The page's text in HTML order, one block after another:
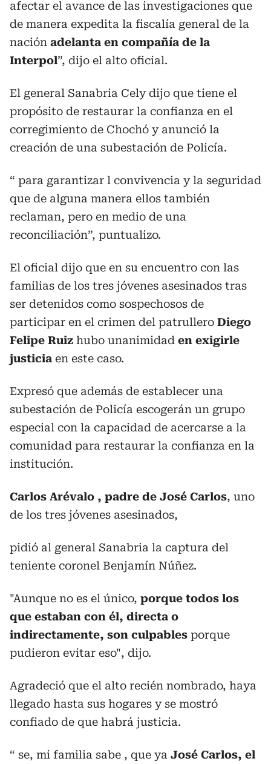
afectar el avance de las investigaciones que
de manera expedita la fiscalía general de la
nación adelanta en compañía de la
Interpol”, dijo el alto oficial.
El general Sanabria Cely dijo que tiene el
propósito de restaurar la confianza en el
corregimiento de Chochó y anunció la
creación de una subestación de Policía.
“ para garantizar l convivencia y la seguridad
que de alguna manera ellos también
reclaman, pero en medio de una
reconciliación”, puntualizo.
El oficial dijo que en su encuentro con las
familias de los tres jóvenes asesinados tras
ser detenidos como sospechosos de
participar en el crimen del patrullero Diego
Felipe Ruiz hubo unanimidad en exigirle
justicia en este caso.
Expresó que además de establecer una
subestación de Policía escogerán un grupo
especial con la capacidad de acercarse a la
comunidad para restaurar la confianza en la
institución.
Carlos Arévalo , padre de José Carlos, uno
de los tres jóvenes asesinados,
pidió al general Sanabria la captura del
teniente coronel Benjamín Núñez.
"Aunque no es el único, porque todos los
que estaban con él, directa o
indirectamente, son culpables porque
pudieron evitar eso", dijo.
Agradeció que el alto recién nombrado, haya
llegado hasta sus hogares y se mostró
confiado de que habrá justicia.
“ se, mi familia sabe , que ya José Carlos, el